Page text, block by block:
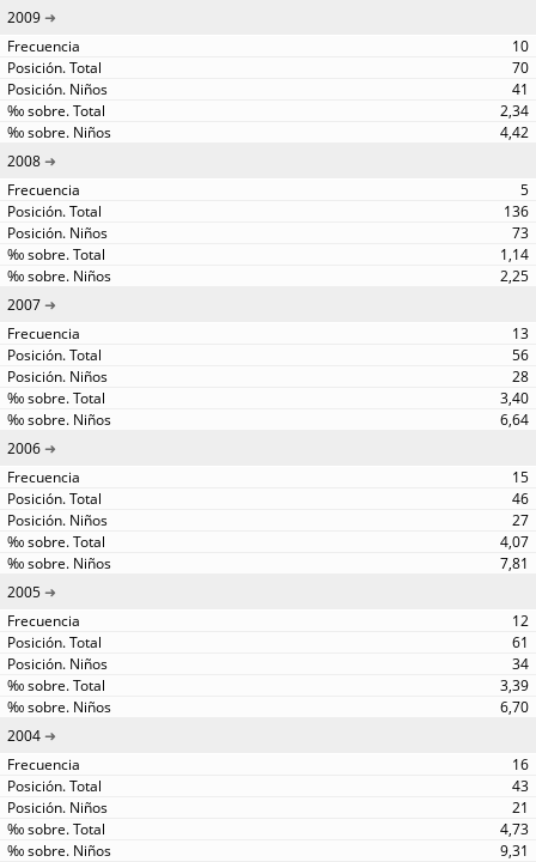
2009
10
70
41
2,34
4,42
2008
5
136
73
1,14
2,25
2007
13
56
28
3,40
6,64
2006
15
46
27
4,07
7,81
2005
12
61
34
3,39
6,70
2004
16
43
21
4,73
9,31